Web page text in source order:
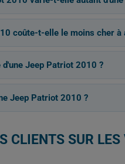
coûte-t-elle le moins cher à
Jeep Patriot 2010 ?
Jeep Patriot 2010 ?
CLIENTS SUR